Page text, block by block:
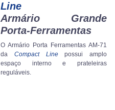
Line
Armário Grande
Porta-Ferramentas
O Armário Porta Ferramentas AM-71
da Compact Linepossui amplo
espaço interno e prateleiras
reguláveis.